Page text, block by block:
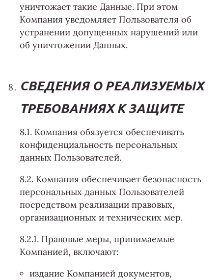
уничтожает такие Данные. При этом
Компания уведомляет Пользователя об
устранении допущенных нарушений или
об уничтожении Данных.
СВЕДЕНИЯ О РЕАЛИЗУЕМЫХ
ТРЕБОВАНИЯХ К ЗАЩИТЕ
8.1. Компания обязуется обеспечивать
конфиденциальность персональных
данных Пользователей.
8.2. Компания обеспечивает безопасность
персональных данных Пользователей
посредством реализации правовых,
организационных и технических мер.
8.2.1. Правовые меры, принимаемые
Компанией, включают:
издание Компанией документов,